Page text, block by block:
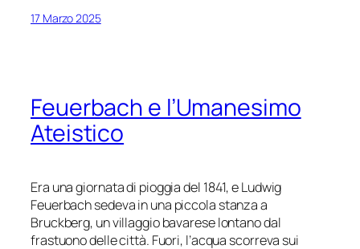
17 Marzo 2025
Feuerbach e l’Umanesimo
Ateistico
Era una giornata di pioggia del 1841, e Ludwig
Feuerbach sedeva in una piccola stanza a
Bruckberg, un villaggio bavarese lontano dal
frastuono delle città. Fuori, l’acqua scorreva sui